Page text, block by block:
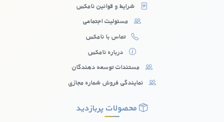
شماره مجازی رایگان کشورکومور: چالش‌ها و
شرایط و قوانین نامکس
مسئولیت اجتماعی
تماس با نامکس
درباره نامکس
مستندات توسعه دهندگان
نمایندگی فروش شماره مجازی
محصولات پربازدید